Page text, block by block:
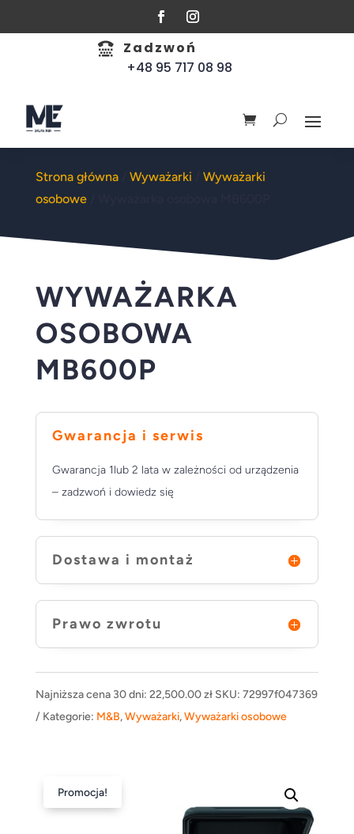

Zadzwoń
+48 95 717 08 98
Strona główna/ Wyważarki
Wyważarki
osobowe/ Wyważarka osobowa MB600P
WYWAŻARKA
OSOBOWA
MB600P
Gwarancja i serwis
Gwarancja 1lub 2 lata w zależności od urządzenia
– zadzwoń i dowiedz się
Dostawa i montaż
Prawo zwrotu
Najniższa cena 30 dni: 22,500.00zł SKU: 72997f047369
Kategorie: M&B,Wyważarki,Wyważarki osobowe
Promocja!